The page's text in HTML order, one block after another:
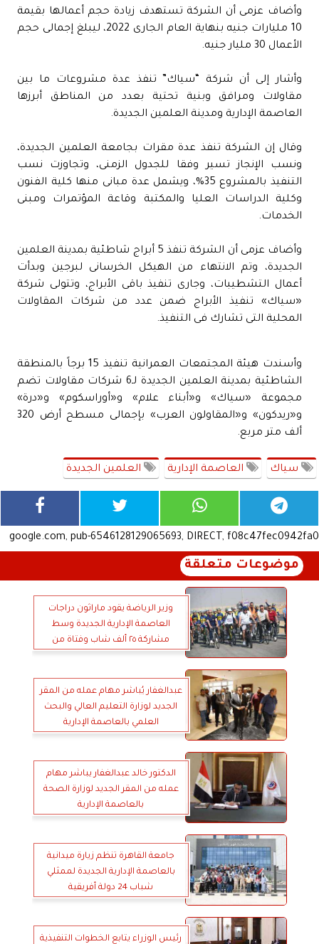
وأضاف عزمى أن الشركة تستهدف زيادة حجم أعمالها بقيمة
10 مليارات جنيه بنهاية العام الجارى 2022، ليبلغ إجمالى حجم
الأعمال 30 مليار جنيه.
وأشار إلى أن شركة “سياك” تنفذ عدة مشروعات ما بين
مقاولات ومرافق وبنية تحتية بعدد من المناطق أبرزها
العاصمة الإدارية ومدينة العلمين الجديدة.
وقال إن الشركة تنفذ عدة مقرات بجامعة العلمين الجديدة،
ونسب الإنجاز تسير وفقا للجدول الزمنى، وتجاوزت نسب
التنفيذ بالمشروع 35%، ويشمل عدة مبانى منها كلية الفنون
وكلية الدراسات العليا والمكتبة وقاعة المؤتمرات ومبنى
الخدمات.
وأضاف عزمى أن الشركة تنفذ 5 أبراج شاطئية بمدينة العلمين
الجديدة، وتم الانتهاء من الهيكل الخرسانى لبرجين وبدأت
أعمال التشطيبات، وجارى تنفيذ باقى الأبراج، وتتولى شركة
«سياك» تنفيذ الأبراج ضمن عدد من شركات المقاولات
المحلية التى تشارك فى التنفيذ.
وأسندت هيئة المجتمعات العمرانية تنفيذ 15 برجاً بالمنطقة
الشاطئية بمدينة العلمين الجديدة لـ6 شركات مقاولات تضم
مجموعة «سياك» و«أبناء علام» و«أوراسكوم» و«درة»
و«ريدكون» و«المقاولون العرب» بإجمالى مسطح أرض 320
ألف متر مربع.
سياك العاصمة الإدارية العلمين الجديدة
google.com, pub-6546128129065693, DIRECT, f08c47fec0942fa0
موضوعات متعلقة
وزير الرياضة يقود ماراثون دراجات
العاصمة الإدارية الجديدة وسط
مشاركة ٢٥ ألف شاب وفتاة من
عبدالغفار يُباشر مهام عمله من المقر
الجديد لوزارة التعليم العالي والبحث
العلمي بالعاصمة الإدارية
الدكتور خالد عبدالغفار يباشر مهام
عمله من المقر الجديد لوزارة الصحة
بالعاصمة الإدارية
جامعة القاهرة تنظم زيارة ميدانية
بالعاصمة الإدارية الجديدة لممثلي
شباب 24 دولة أفريقية
رئيس الوزراء يتابع الخطوات التنفيذية